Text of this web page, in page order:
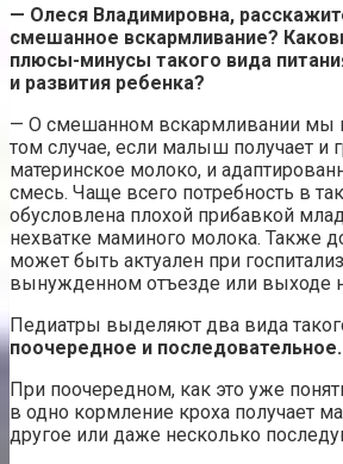
— Олеся Владимировна,
смешанное вскармливание?
плюсы-минусы такого вида
и развития ребенка?
— О смешанном вскармливании мы
том случае, если малыш получает и
материнское молоко, и
смесь. Чаще всего потребность в
обусловлена плохой прибавкой
нехватке маминого молока. Также
может быть актуален при
вынужденном отъезде или выходе
Педиатры выделяют два вида
поочередное и последовательное.
При поочередном, как это уже
в одно кормление кроха получает
другое или даже несколько